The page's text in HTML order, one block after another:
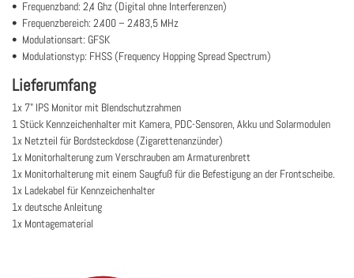
• Frequenzband: 2,4 Ghz (Digital ohne Interferenzen)
• Frequenzbereich: 2.400 – 2.483,5 MHz
• Modulationsart: GFSK
• Modulationstyp: FHSS (Frequency Hopping Spread Spectrum)
Lieferumfang
1x 7" IPS Monitor mit Blendschutzrahmen
1 Stück Kennzeichenhalter mit Kamera, PDC-Sensoren, Akku und Solarmodulen
1x Netzteil für Bordsteckdose (Zigarettenanzünder)
1x Monitorhalterung zum Verschrauben am Armaturenbrett
1x Monitorhalterung mit einem Saugfuß für die Befestigung an der Frontscheibe.
1x Ladekabel für Kennzeichenhalter
1x deutsche Anleitung
1x Montagematerial